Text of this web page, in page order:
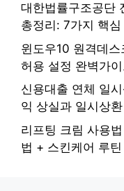
대한법률구조공단
총정리: 7가지 핵심
윈도우10 원격데
허용 설정 완벽가
신용대출 연체 일
익 상실과 일시상
리프팅 크림 사용
법 + 스킨케어 루